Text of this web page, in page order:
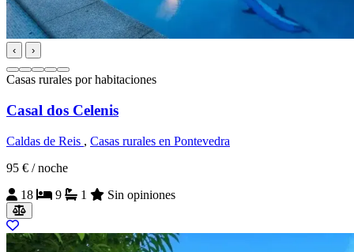
‹ ›
Casas rurales por habitaciones
Casal dos Celenis
Caldas de Reis , Casas rurales en Pontevedra
95 € / noche
18
9 1 Sin opiniones